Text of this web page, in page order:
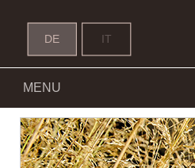
DE IT
MENU
Gufler